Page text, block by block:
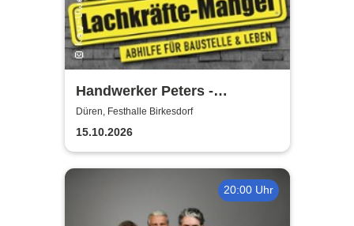
Handwerker Peters -
Lachkräfte-Mangel | Abhilfe
für Baustelle & Leben
Düren, Festhalle Birkesdorf
15.10.2026
20:00 Uhr